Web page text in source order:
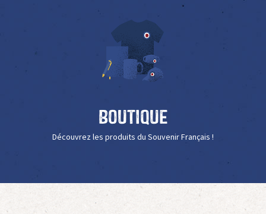
Boutique
Découvrez les produits du Souvenir Français !